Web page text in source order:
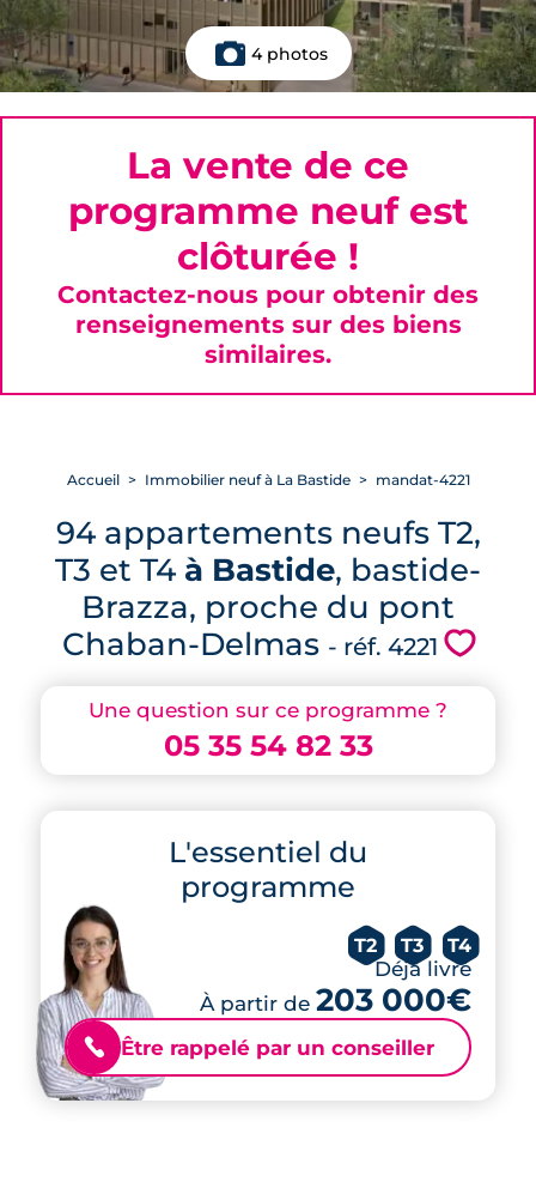
4 photos
Une question sur ce programme ?
05 35 54 82 33
L'essentiel du
programme
T2 T3 T4
Déjà livré
À partir de 203 000€
📞 Être rappelé par un conseiller
Accueil Immobilier neuf à La Bastide mandat-4221
94 appartements neufs T2,
T3 et T4 à Bastide, bastide-
Brazza, proche du pont
Chaban-Delmas - réf. 4221 💗
La vente de ce
programme neuf est
clôturée !
Contactez-nous pour obtenir des
renseignements sur des biens
similaires.